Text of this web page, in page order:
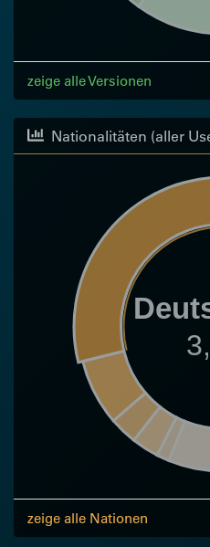
zeige alle Versionen
Nationalitäten (aller
zeige alle Nationen